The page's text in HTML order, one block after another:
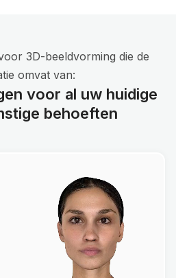
3D-beeldvorming die de
omvat van:
voor al uw huidige
behoeften